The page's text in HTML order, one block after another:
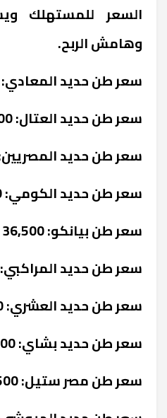
السعر للمستهلك
وهامش الربح.
سعر طن حديد المعادي: 38,000 جنيه.
سعر طن حديد العتال: 38,000 جنيه.
سعر طن حديد المصريين: 38000
سعر طن حديد الكومي: 36,000 جنيه.
سعر طن بيانكو: 36,500 جنيه.
سعر طن حديد المراكبي: 37,500 جنيه.
سعر طن حديد العشري: 36,200 جنيه.
سعر طن حديد بشاي: 38400 جنيه.
سعر طن مصر ستيل: 37,500 جنيه.